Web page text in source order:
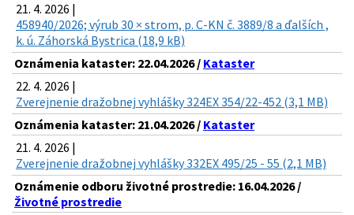
21. 4. 2026 |
458940/2026; výrub 30 × strom, p. C-KN č. 3889/8 a ďalších ,
k. ú. Záhorská Bystrica (18,9 kB)
Oznámenia kataster: 22.04.2026 / Kataster
22. 4. 2026 |
Zverejnenie dražobnej vyhlášky 324EX 354/22-452 (3,1 MB)
Oznámenia kataster: 21.04.2026 / Kataster
21. 4. 2026 |
Zverejnenie dražobnej vyhlášky 332EX 495/25 - 55 (2,1 MB)
Oznámenie odboru životné prostredie: 16.04.2026 /
Životné prostredie